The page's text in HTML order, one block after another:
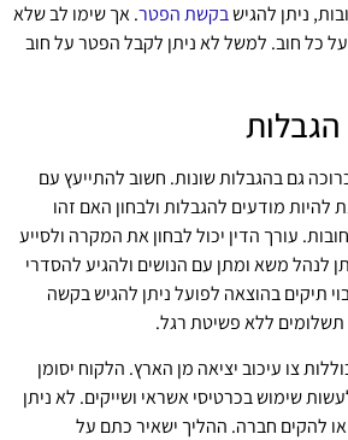
ניתן להגישבקשת הפטר. אך שימו לב שלא
כל חוב. למשל לא ניתן לקבל הפטר על חוב
הגבלות
גם בהגבלות שונות. חשוב להתייעץ עם
מודעים להגבלות ולבחון האם זהו
עורך הדין יכול לבחון את המקרה ולסייע
לנהל משא ומתן עם הנושים ולהגיע להסדרי
תיקים בהוצאה לפועל ניתן להגיש בקשה
תשלומים ללא פשיטת רגל.
צו עיכוב יציאה מן הארץ. הלקוח יסומן
שימוש בכרטיסי אשראי ושייקים. לא ניתן
להקים חברה. ההליך ישאיר כתם על